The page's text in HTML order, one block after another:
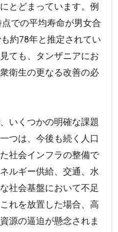
とどまっています。例
での平均寿命が男女合
約78年と推定されてい
ても、タンザニアにお
衛生の更なる改善の必
いくつかの明確な課題
つは、今後も続く人口
社会インフラの整備で
ルギー供給、交通、水
社会基盤において不足
れを放置した場合、高
源の逼迫が懸念されま